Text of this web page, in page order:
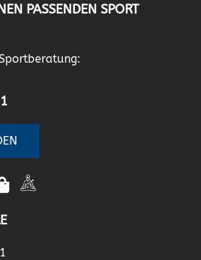
PASSENDEN SPORT